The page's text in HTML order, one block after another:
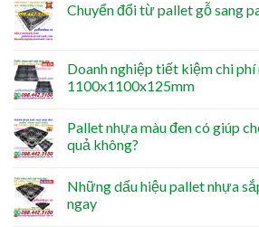
Chuyển đổi từ pallet gỗ sang
Doanh nghiệp tiết kiệm chi
1100x1100x125mm
Pallet nhựa màu đen có giúp
quả không?
Những dấu hiệu pallet nhựa
ngay